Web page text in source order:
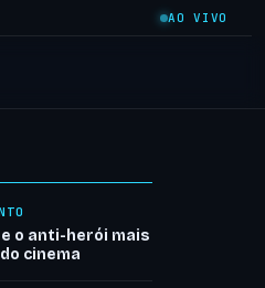
AO VIVO
o anti-herói mais
cinema